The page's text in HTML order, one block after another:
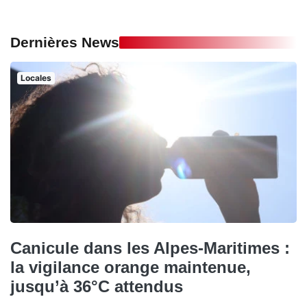
Dernières News
Locales
Canicule dans les Alpes-Maritimes :
la vigilance orange maintenue,
jusqu’à 36°C attendus